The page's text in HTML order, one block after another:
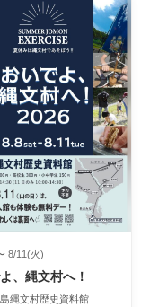
8/11(火)
、縄文村へ！
縄文村歴史資料館